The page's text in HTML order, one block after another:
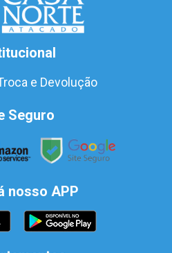
e Devolução
Seguro
nosso APP